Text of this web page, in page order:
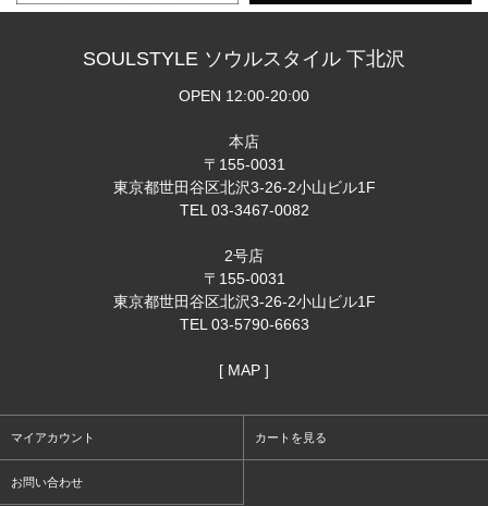
SOULSTYLE ソウルスタイル 下北沢
OPEN 12:00-20:00
本店
〒155-0031
東京都世田谷区北沢3-26-2小山ビル1F
TEL 03-3467-0082
2号店
〒155-0031
東京都世田谷区北沢3-26-2小山ビル1F
TEL 03-5790-6663
[ MAP ]
マイアカウント カートを見る
お問い合わせ